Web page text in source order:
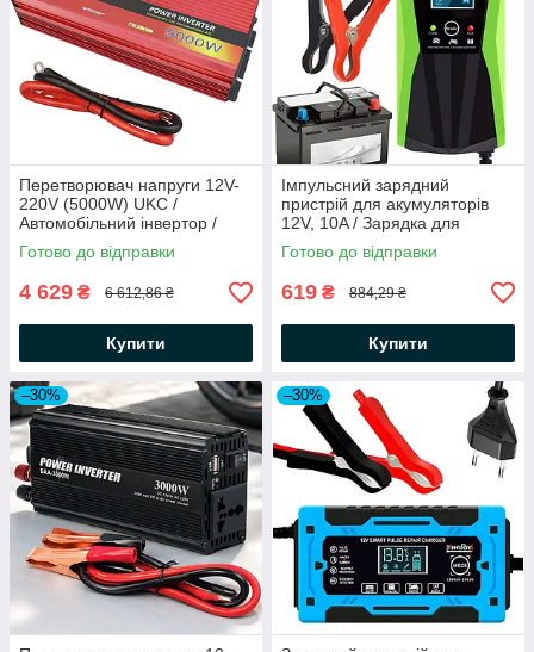
Перетворювач напруги 12V-
220V (5000W) UKC /
Автомобільний інвертор /
Автоінвертор
Готово до відправки
4 629 ₴ 6 612,86 ₴
Купити
Імпульсний зарядний
пристрій для акумуляторів
12V, 10A / Зарядка для
акумулятора автомобіля
Готово до відправки
619 ₴ 884,29 ₴
Купити
–30% –30%